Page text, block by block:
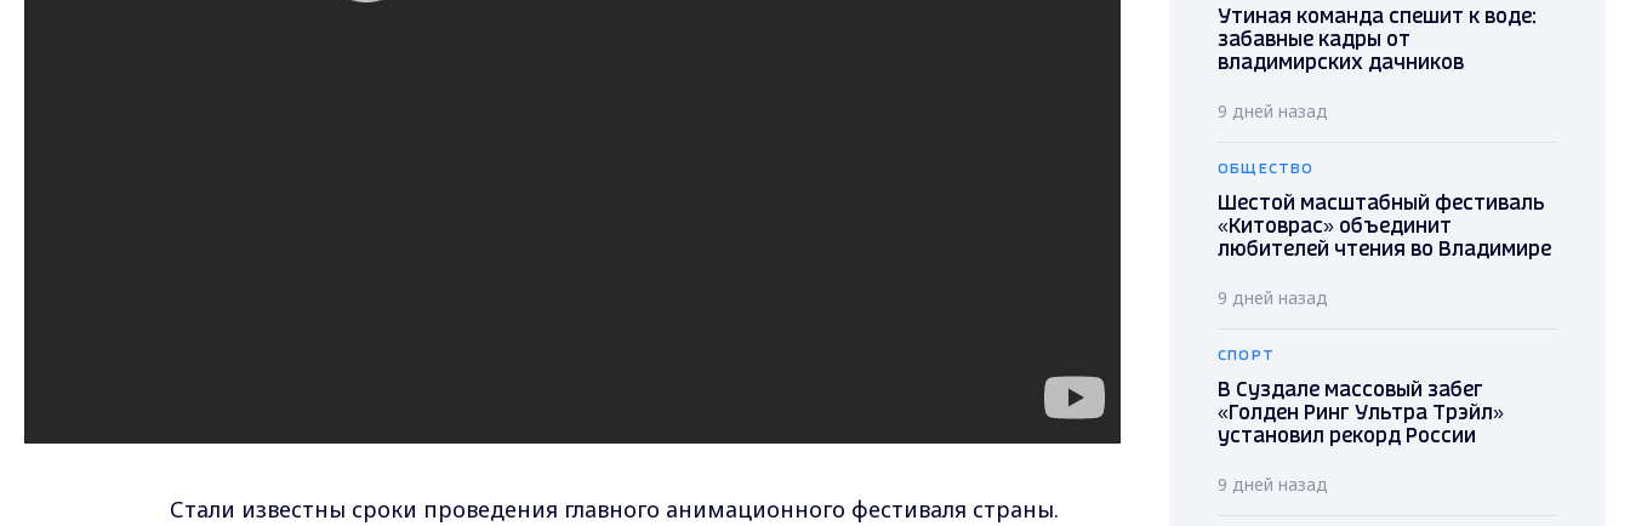
Стали известны сроки проведения главного анимационного фестиваля страны.
Утиная команда спешит к воде:
забавные кадры от
владимирских дачников
9 дней назад
ОБЩЕСТВО
Шестой масштабный фестиваль
«Китоврас» объединит
любителей чтения во Владимире
9 дней назад
СПОРТ
В Суздале массовый забег
«Голден Ринг Ультра Трэйл»
установил рекорд России
9 дней назад